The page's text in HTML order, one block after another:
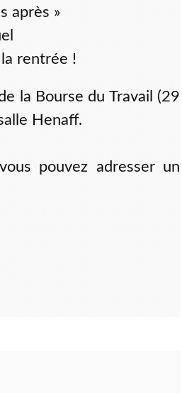
après »
rentrée !
la Bourse du Travail (29
Henaff.
pouvez adresser un